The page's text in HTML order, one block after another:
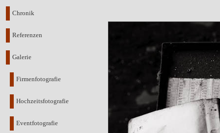
Chronik
Referenzen
Galerie
Firmenfotografie
Hochzeitsfotografie
Eventfotografie